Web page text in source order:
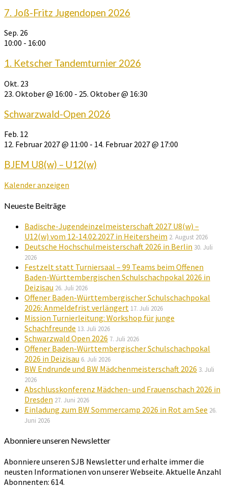
7. Joß-Fritz Jugendopen 2026
Sep. 26
10:00 - 16:00
1. Ketscher Tandemturnier 2026
Okt. 23
23. Oktober @ 16:00 - 25. Oktober @ 16:30
Schwarzwald-Open 2026
Feb. 12
12. Februar 2027 @ 11:00 - 14. Februar 2027 @ 17:00
BJEM U8(w) – U12(w)
Kalender anzeigen
Neueste Beiträge
Badische-Jugendeinzelmeisterschaft 2027 U8(w) –
U12(w) vom 12-14.02.2027 in Heitersheim 2. August 2026
Deutsche Hochschulmeisterschaft 2026 in Berlin 30. Juli
2026
Festzelt statt Turniersaal – 99 Teams beim Offenen
Baden-Württembergischen Schulschachpokal 2026 in
Deizisau 26. Juli 2026
Offener Baden-Württembergischer Schulschachpokal
2026: Anmeldefrist verlängert 17. Juli 2026
Mission Turnierleitung: Workshop für junge
Schachfreunde 13. Juli 2026
Schwarzwald Open 2026 7. Juli 2026
Offener Baden-Württembergischer Schulschachpokal
2026 in Deizisau 6. Juli 2026
BW Endrunde und BW Mädchenmeisterschaft 2026 3. Juli
2026
Abschlusskonferenz Mädchen- und Frauenschach 2026 in
Dresden 27. Juni 2026
Einladung zum BW Sommercamp 2026 in Rot am See 26.
Juni 2026
Abonniere unseren Newsletter
Abonniere unseren SJB Newsletter und erhalte immer die
neusten Informationen von unserer Webseite. Aktuelle Anzahl
Abonnenten: 614.